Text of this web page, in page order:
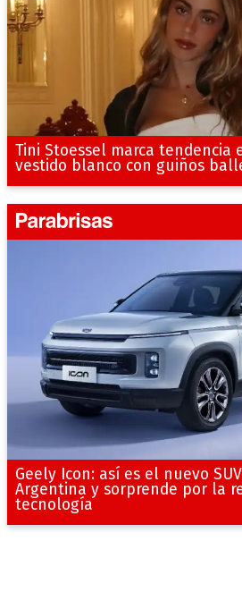
Tini Stoessel marca tendencia
vestido blanco con guiños
Geely Icon: así es el nuevo
Argentina y sorprende por la
tecnología